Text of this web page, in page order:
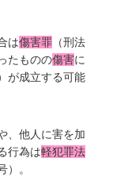
は傷害罪 （刑法
たものの傷害に
が成立する可能
、他人に害を加
行為は軽犯罪法
）。